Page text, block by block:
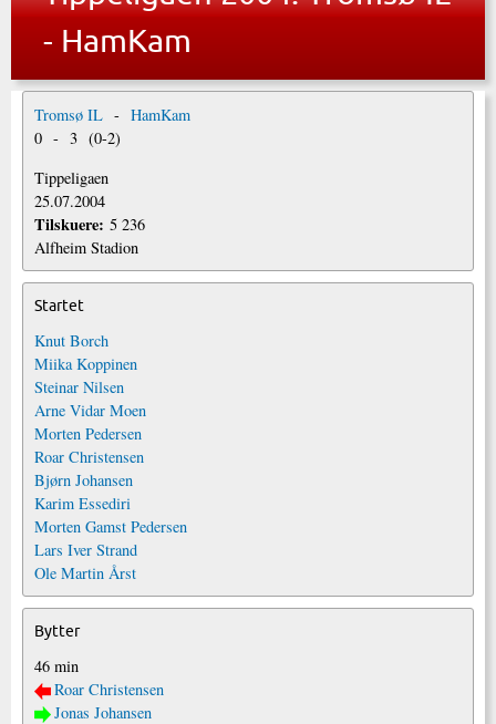
- HamKam
Tromsø IL - HamKam
0 - 3 (0-2)
Tippeligaen
25.07.2004
Tilskuere: 5 236
Alfheim Stadion
Startet
Knut Borch
Miika Koppinen
Steinar Nilsen
Arne Vidar Moen
Morten Pedersen
Roar Christensen
Bjørn Johansen
Karim Essediri
Morten Gamst Pedersen
Lars Iver Strand
Ole Martin Årst
Bytter
46 min
Roar Christensen
Jonas Johansen